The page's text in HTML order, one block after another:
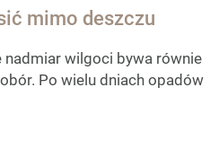
mimo deszczu
nadmiar wilgoci bywa równie
Po wielu dniach opadów